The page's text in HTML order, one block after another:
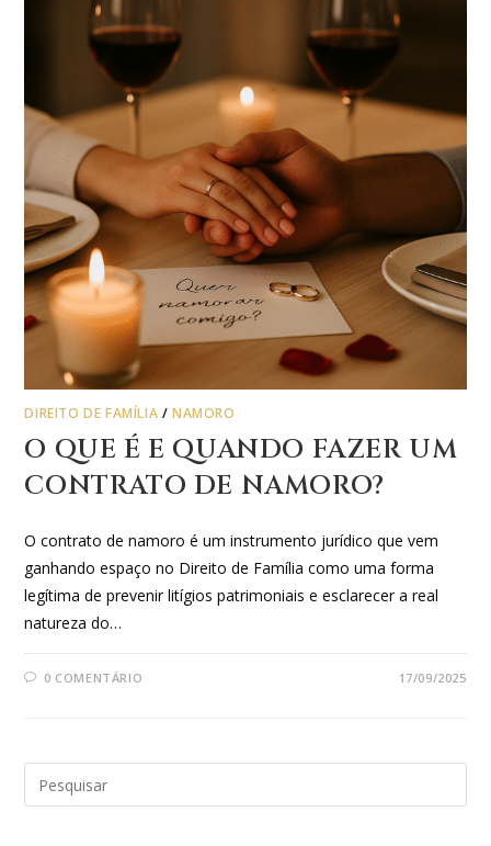
DIREITO DE FAMÍLIA /NAMORO
O QUE É E QUANDO FAZER UM
CONTRATO DE NAMORO?
O contrato de namoro é um instrumento jurídico que vem
ganhando espaço no Direito de Família como uma forma
legítima de prevenir litígios patrimoniais e esclarecer a real
natureza do…
0 COMENTÁRIO 17/09/2025